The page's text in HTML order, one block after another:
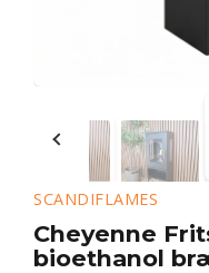
SCANDIFLAMES
Cheyenne
bioethanol